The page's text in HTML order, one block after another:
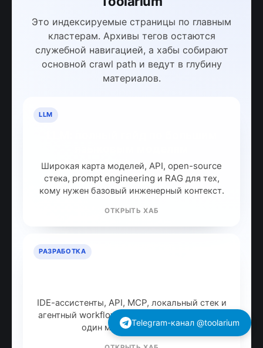
Это индексируемые страницы по главным
кластерам. Архивы тегов остаются
служебной навигацией, а хабы собирают
основной crawl path и ведут в глубину
материалов.
LLM
Широкая карта моделей, API, open-source
стека, prompt engineering и RAG для тех,
кому нужен базовый инженерный контекст.
ОТКРЫТЬ ХАБ
РАЗРАБОТКА
IDE-ассистенты, API, MCP, локальный стек и
агентный workflow без смешения интентов в
один мёртвый LLM-хаб.Telegram-канал @toolarium